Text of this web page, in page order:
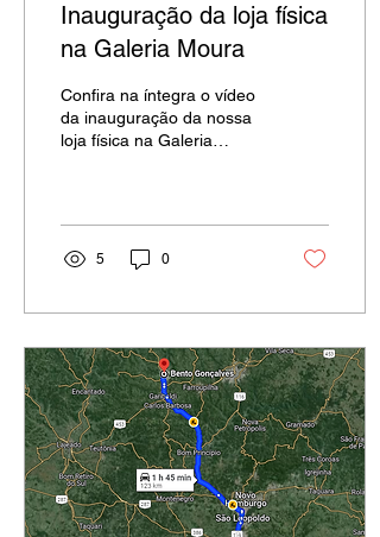
Inauguração da loja física
na Galeria Moura
Confira na íntegra o vídeo
da inauguração da nossa
loja física na Galeria
5 0